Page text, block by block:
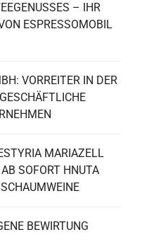
– IHR
ESPRESSOMOBIL
VORREITER IN DER
MARIAZELL
SOFORT HNUTA
BEWIRTUNG